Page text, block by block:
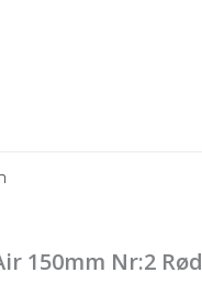
150mm Nr:2 Rød